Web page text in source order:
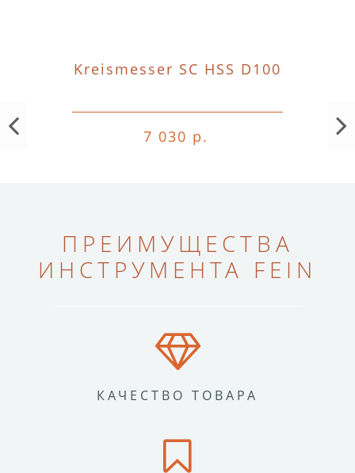
Kreismesser SC HSS D100
7 030 р.
ПРЕИМУЩЕСТВА
ИНСТРУМЕНТА FEIN
КАЧЕСТВО ТОВАРА